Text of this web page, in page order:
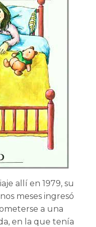
allí en 1979, su
meses ingresó
a una
en la que tenía